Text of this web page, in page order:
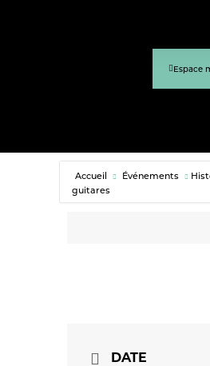
Espace
Accueil Événements
guitares
DATE